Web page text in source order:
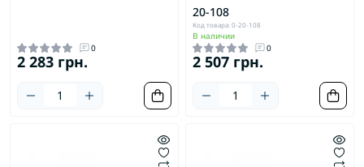
0
2 283 грн.
20-108
Код товара: 0-20-108
В наличии
0
2 507 грн.